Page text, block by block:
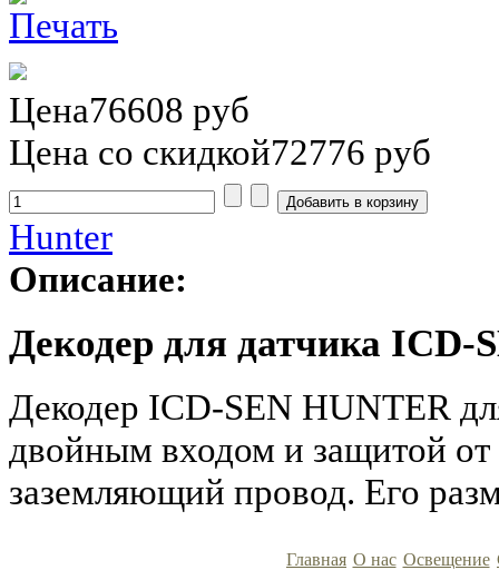
Цена76608 руб
Цена со скидкой72776 руб
Hunter
Описание:
Декодер для датчика ICD-
Декодер ICD-SEN HUNTER
двойным входом и защитой
заземляющий провод. Его
Главная О нас Освещение